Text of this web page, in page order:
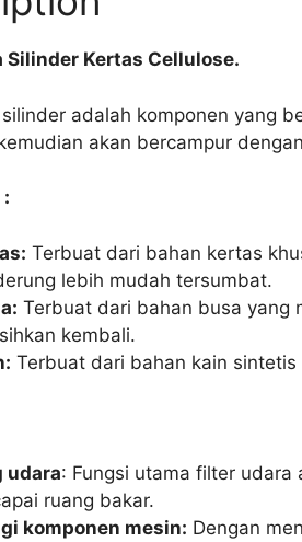
Silinder Kertas Cellulose.
adalah komponen yang
akan bercampur
Terbuat dari bahan kertas
lebih mudah tersumbat.
Terbuat dari bahan busa yang
kembali.
Terbuat dari bahan kain
udara: Fungsi utama filter udara
ruang bakar.
komponen mesin: Dengan